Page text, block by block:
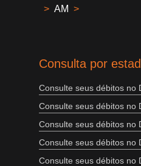
> AM >
Consulta por
Consulte seus débitos no
Consulte seus débitos no
Consulte seus débitos no
Consulte seus débitos no
Consulte seus débitos no